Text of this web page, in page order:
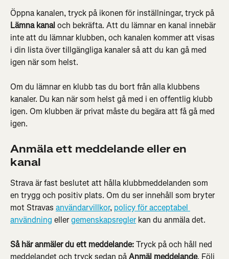
Öppna kanalen, tryck på ikonen för inställningar, tryck på
Lämna kanal och bekräfta. Att du lämnar en kanal innebär
inte att du lämnar klubben, och kanalen kommer att visas
i din lista över tillgängliga kanaler så att du kan gå med
igen när som helst.
Om du lämnar en klubb tas du bort från alla klubbens
kanaler. Du kan när som helst gå med i en offentlig klubb
igen. Om klubben är privat måste du begära att få gå med
igen.
Anmäla ett meddelande eller en
kanal
Strava är fast beslutet att hålla klubbmeddelanden som
en trygg och positiv plats. Om du ser innehåll som bryter
mot Stravas användarvillkor, policy för acceptabel
användning eller gemenskapsregler kan du anmäla det.
Så här anmäler du ett meddelande: Tryck på och håll ned